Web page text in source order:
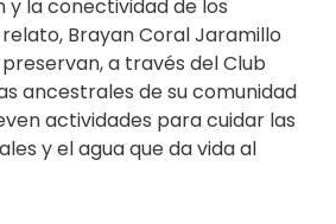
la conectividad de los
relato, Brayan Coral Jaramillo
a través del Club
ancestrales de su comunidad
actividades para cuidar las
y el agua que da vida al